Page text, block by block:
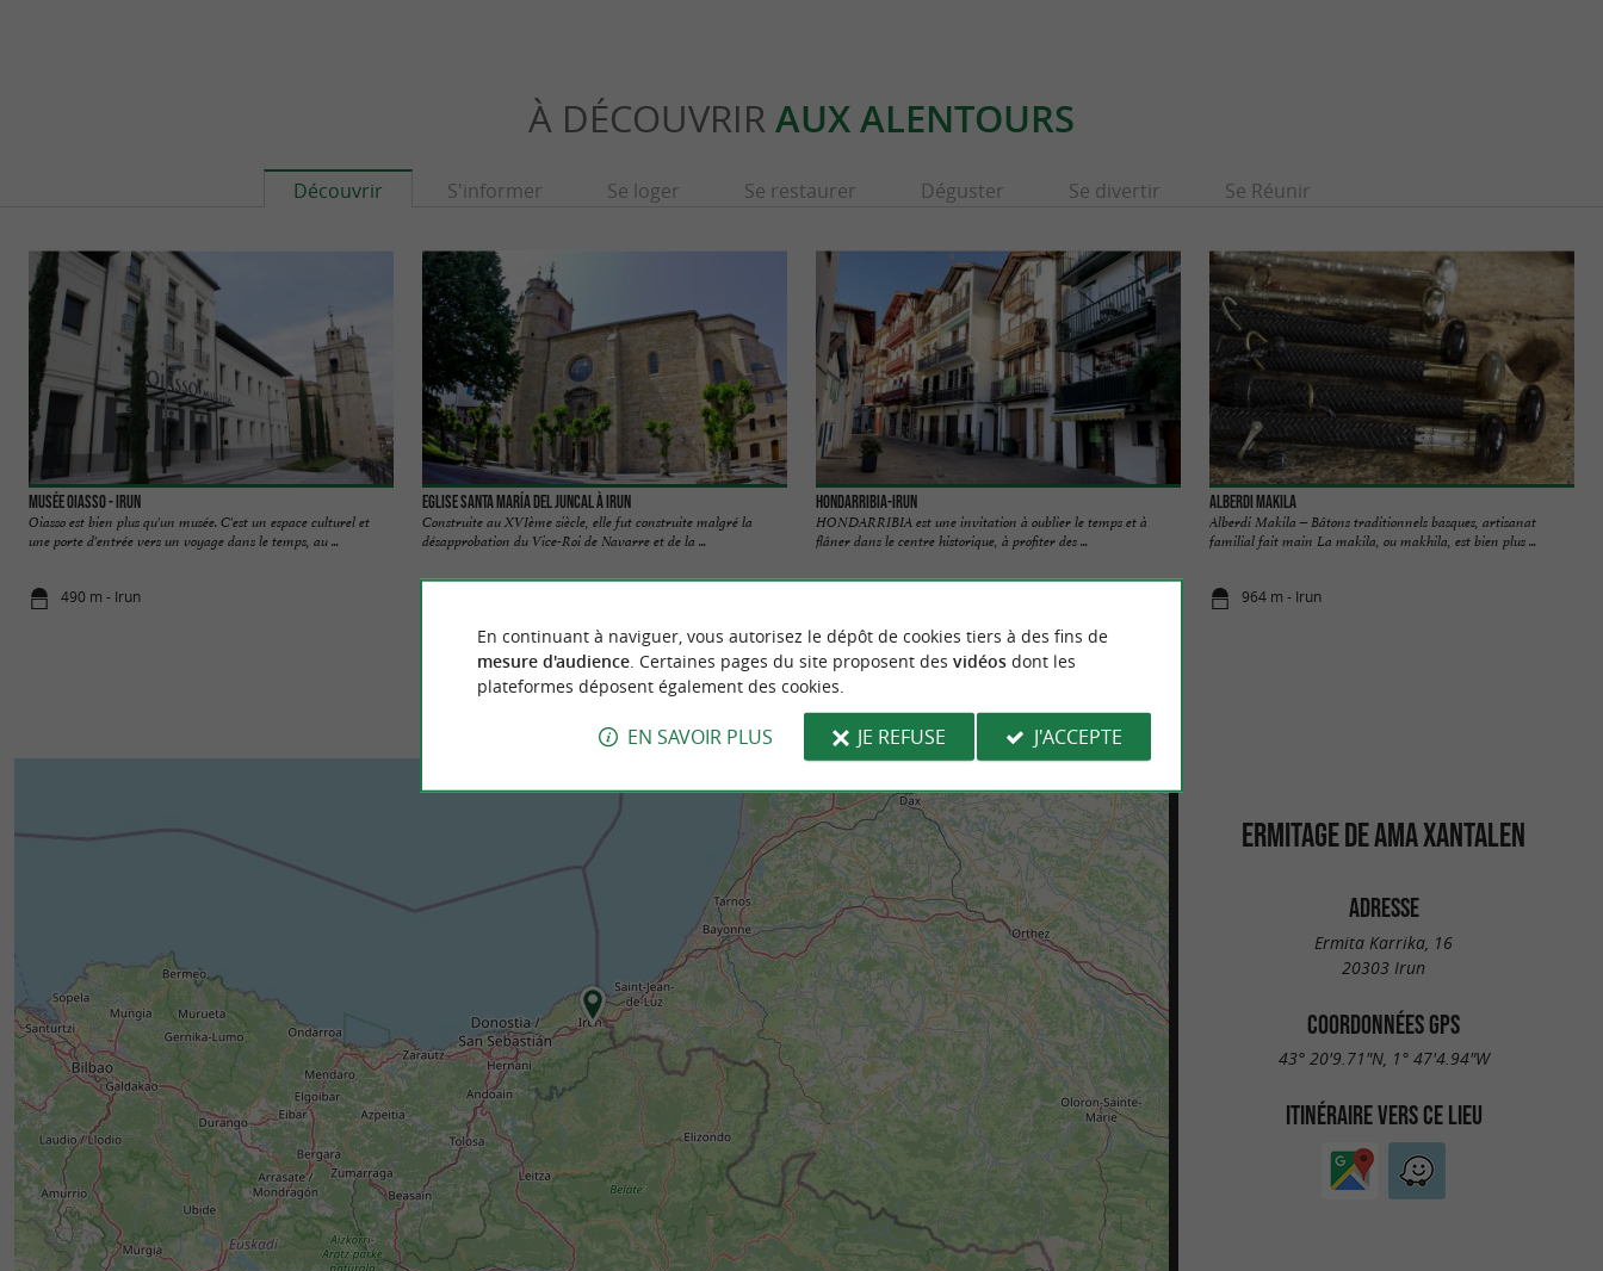
À DÉCOUVRIR AUX ALENTOURS
Découvrir S'informer Se loger Se restaurer Déguster Se divertir Se Réunir
Musée Oiasso - Irun
Oiasso est bien plus qu'un musée. C'est un espace culturel et
une porte d'entrée vers un voyage dans le temps, au ...
490 m - Irun
Eglise Santa María del Juncal à Irun
Construite au XVIème siècle, elle fut construite malgré la
désapprobation du Vice-Roi de Navarre et de la ...
Hondarribia-Irun
HONDARRIBIA est une invitation à oublier le temps et à
flâner dans le centre historique, à profiter des ...
Alberdi Makila
Alberdi Makila – Bâtons traditionnels basques, artisanat
familial fait main La makila, ou makhila, est bien plus ...
964 m - Irun
ERMITAGE DE AMA XANTALEN
ADRESSE
Ermita Karrika, 16
20303 Irun
COORDONNÉES GPS
43° 20'9.71"N, 1° 47'4.94"W
ITINÉRAIRE VERS CE LIEU
En continuant à naviguer, vous autorisez le dépôt de cookies tiers à des fins de
mesure d'audience. Certaines pages du site proposent des vidéosdont les
plateformes déposent également des cookies.
EN SAVOIR PLUS JE REFUSE J'ACCEPTE